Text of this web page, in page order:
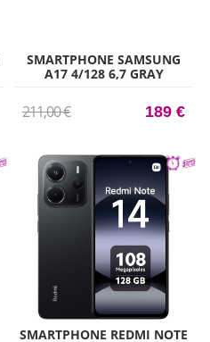
SMARTPHONE SAMSUNG
A17 4/128 6,7 GRAY
211,00 € 189 €
SMARTPHONE REDMI NOTE